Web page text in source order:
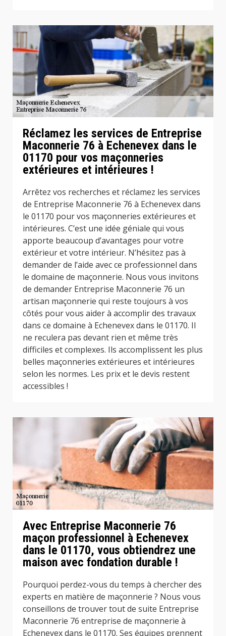
Réclamez les services de Entreprise
Maconnerie 76 à Echenevex dans le
01170 pour vos maçonneries
extérieures et intérieures !
Arrêtez vos recherches et réclamez les services
de Entreprise Maconnerie 76 à Echenevex dans
le 01170 pour vos maçonneries extérieures et
intérieures. C’est une idée géniale qui vous
apporte beaucoup d’avantages pour votre
extérieur et votre intérieur. N’hésitez pas à
demander de l’aide avec ce professionnel dans
le domaine de maçonnerie. Nous vous invitons
de demander Entreprise Maconnerie 76 un
artisan maçonnerie qui reste toujours à vos
côtés pour vous aider à accomplir des travaux
dans ce domaine à Echenevex dans le 01170. Il
ne reculera pas devant rien et même très
difficiles et complexes. Ils accomplissent les plus
belles maçonneries extérieures et intérieures
selon les normes. Les prix et le devis restent
accessibles !
Avec Entreprise Maconnerie 76
maçon professionnel à Echenevex
dans le 01170, vous obtiendrez une
maison avec fondation durable !
Pourquoi perdez-vous du temps à chercher des
experts en matière de maçonnerie ? Nous vous
conseillons de trouver tout de suite Entreprise
Maconnerie 76 entreprise de maçonnerie à
Echenevex dans le 01170. Ses équipes prennent